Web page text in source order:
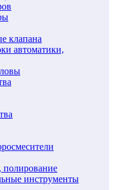
клапана
автоматики,
полирование
инструменты